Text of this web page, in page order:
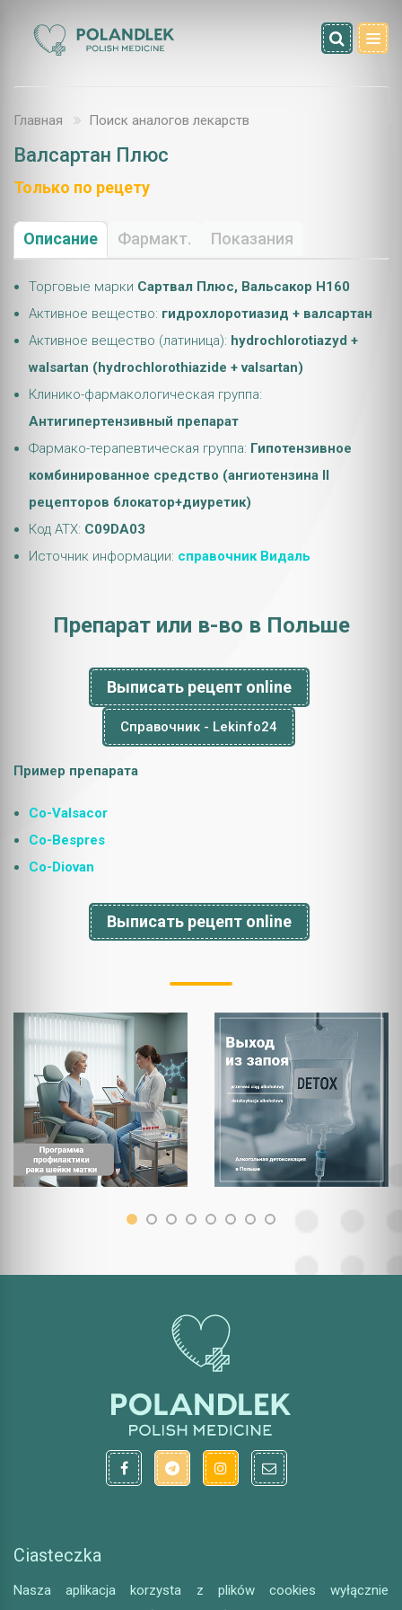
Главная Поиск аналогов лекарств
Валсартан Плюс
Только по рецету
Описание Фармакт. Показания
Торговые марки Сартвал Плюс, Вальсакор Н160
Активное вещество: гидрохлоротиазид + валсартан
Активное вещество (латиница): hydrochlorotiazyd +
walsartan (hydrochlorothiazide + valsartan)
Клинико-фармакологическая группа:
Антигипертензивный препарат
Фармако-терапевтическая группа: Гипотензивное
комбинированное средство (ангиотензина II
рецепторов блокатор+диуретик)
Код АТХ: C09DA03
Источник информации: справочник Видаль
Препарат или в-во в Польше
Выписать рецепт online
Справочник - Lekinfo24
Пример препарата
Co-Valsacor
Co-Bespres
Co-Diovan
Выписать рецепт online
Ciasteczka
Nasza aplikacja korzysta z plików cookies wyłącznie